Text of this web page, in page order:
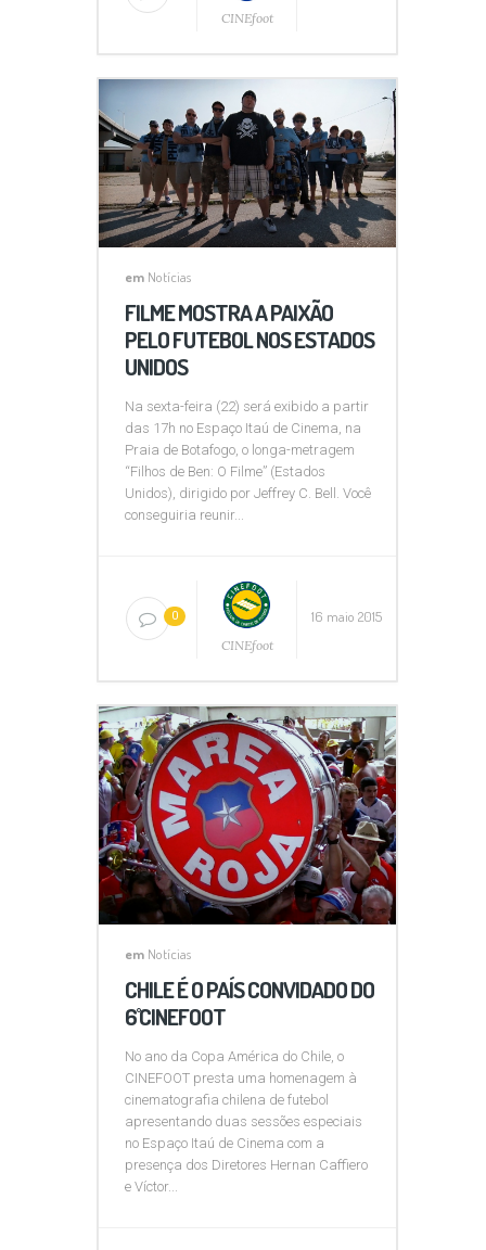
CINEfoot
em Notícias
FILME MOSTRA A PAIXÃO
PELO FUTEBOL NOS ESTADOS
UNIDOS
Na sexta-feira (22) será exibido a partir
das 17h no Espaço Itaú de Cinema, na
Praia de Botafogo, o longa-metragem
“Filhos de Ben: O Filme” (Estados
Unidos), dirigido por Jeffrey C. Bell. Você
conseguiria reunir...
0
CINEfoot
16 maio 2015
em Notícias
CHILE É O PAÍS CONVIDADO DO
6˚ CINEFOOT
No ano da Copa América do Chile, o
CINEFOOT presta uma homenagem à
cinematografia chilena de futebol
apresentando duas sessões especiais
no Espaço Itaú de Cinema com a
presença dos Diretores Hernan Caffiero
e Víctor...